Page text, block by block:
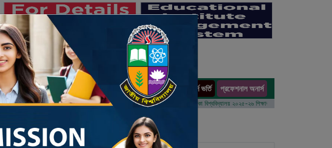
University College Results অনার্স ভর্তি প্রফেশনাল অনার্স
জাতীয় বিশ্ববিদ্যালয় ২০২৫-২৬ শিক্ষাবর্ষের ১ম বর্ষের ভর্তি আবেদন বিজ্ঞপ্তি ঢাকা বিশ্ববিদ্যালয় ২০২৫-২৬ শিক্ষাবর্ষে আন্ডারগ্র্যাজুয়েট প্রোগ্রামে